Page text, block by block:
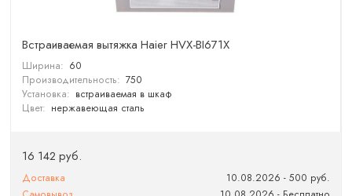
Встраиваемая вытяжка Haier HVX-BI671X
Ширина: 60
Производительность: 750
Установка: встраиваемая в шкаф
Цвет: нержавеющая сталь
16 142 руб.
Доставка
10.08.2026 - 500 руб.